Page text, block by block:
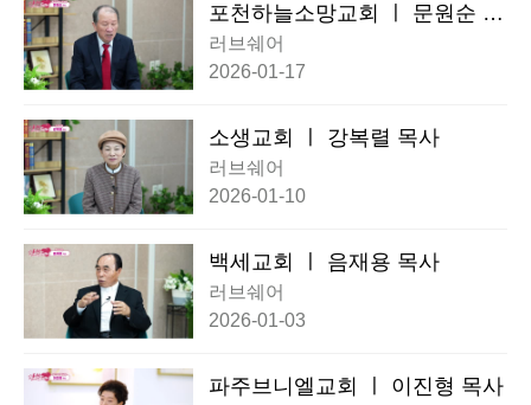
포천하늘소망교회 ㅣ 문원순 목
사
러브쉐어
2026-01-17
소생교회 ㅣ 강복렬 목사
러브쉐어
2026-01-10
백세교회 ㅣ 음재용 목사
러브쉐어
2026-01-03
파주브니엘교회 ㅣ 이진형 목사